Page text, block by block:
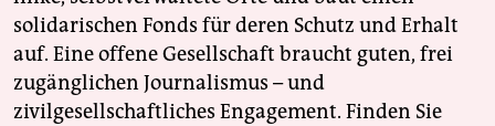
solidarischen Fonds für deren Schutz und Erhalt
auf. Eine offene Gesellschaft braucht guten, frei
zugänglichen Journalismus – und
zivilgesellschaftliches Engagement. Finden Sie